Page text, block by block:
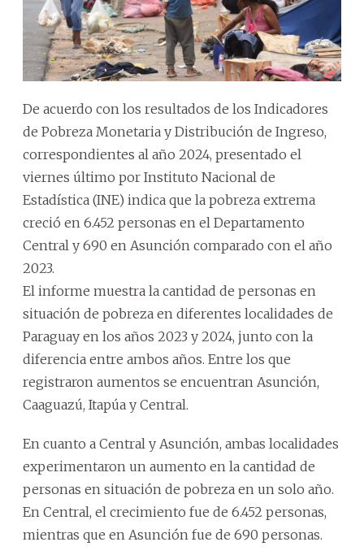
De acuerdo con los resultados de los Indicadores
de Pobreza Monetaria y Distribución de Ingreso,
correspondientes al año 2024, presentado el
viernes último por Instituto Nacional de
Estadística (INE) indica que la pobreza extrema
creció en 6.452 personas en el Departamento
Central y 690 en Asunción comparado con el año
2023.
El informe muestra la cantidad de personas en
situación de pobreza en diferentes localidades de
Paraguay en los años 2023 y 2024, junto con la
diferencia entre ambos años. Entre los que
registraron aumentos se encuentran Asunción,
Caaguazú, Itapúa y Central.
En cuanto a Central y Asunción, ambas localidades
experimentaron un aumento en la cantidad de
personas en situación de pobreza en un solo año.
En Central, el crecimiento fue de 6.452 personas,
mientras que en Asunción fue de 690 personas.